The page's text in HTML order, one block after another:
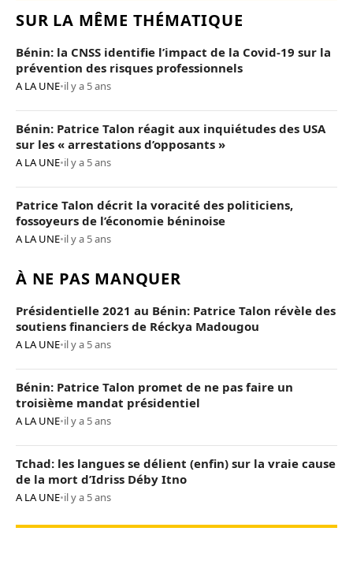
SUR LA MÊME THÉMATIQUE
Bénin: la CNSS identifie l’impact de la Covid-19 sur la
prévention des risques professionnels
A LA UNE•il y a 5 ans
Bénin: Patrice Talon réagit aux inquiétudes des USA
sur les « arrestations d’opposants »
A LA UNE•il y a 5 ans
Patrice Talon décrit la voracité des politiciens,
fossoyeurs de l’économie béninoise
A LA UNE•il y a 5 ans
À NE PAS MANQUER
Présidentielle 2021 au Bénin: Patrice Talon révèle des
soutiens financiers de Réckya Madougou
A LA UNE•il y a 5 ans
Bénin: Patrice Talon promet de ne pas faire un
troisième mandat présidentiel
A LA UNE•il y a 5 ans
Tchad: les langues se délient (enfin) sur la vraie cause
de la mort d’Idriss Déby Itno
A LA UNE•il y a 5 ans